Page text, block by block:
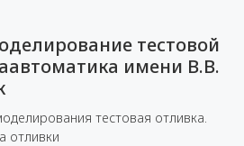
тестовой
имени В.В.
тестовая отливка.
отливки